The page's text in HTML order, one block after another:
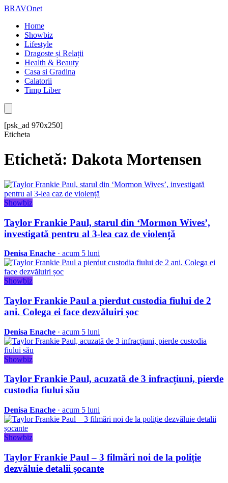
BRAVOnet
Home
Showbiz
Lifestyle
Dragoste și Relații
Health & Beauty
Casa si Gradina
Calatorii
Timp Liber
[psk_ad 970x250]
Eticheta
Etichetă: Dakota Mortensen
Showbiz
Taylor Frankie Paul, starul din ‘Mormon Wives’,
investigată pentru al 3-lea caz de violență
Denisa Enache · acum 5 luni
Showbiz
Taylor Frankie Paul a pierdut custodia fiului de 2
ani. Colega ei face dezvăluiri șoc
Denisa Enache · acum 5 luni
Showbiz
Taylor Frankie Paul, acuzată de 3 infracțiuni, pierde
custodia fiului său
Denisa Enache · acum 5 luni
Showbiz
Taylor Frankie Paul – 3 filmări noi de la poliție
dezvăluie detalii șocante